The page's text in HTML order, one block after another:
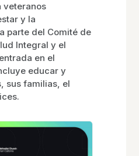
veteranos
y la
parte del Comité de
Integral y el
en el
educar y
sus familias, el